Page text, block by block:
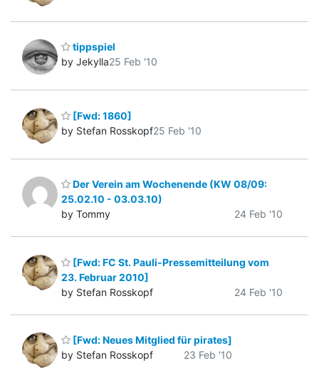
tippspiel
by Jekylla25 Feb '10
[Fwd: 1860]
by Stefan Rosskopf25 Feb '10
Der Verein am Wochenende (KW 08/09:
25.02.10 - 03.03.10)
by Tommy
24 Feb '10
[Fwd: FC St. Pauli-Pressemitteilung vom
23. Februar 2010]
by Stefan Rosskopf
24 Feb '10
[Fwd: Neues Mitglied für pirates]
by Stefan Rosskopf
23 Feb '10